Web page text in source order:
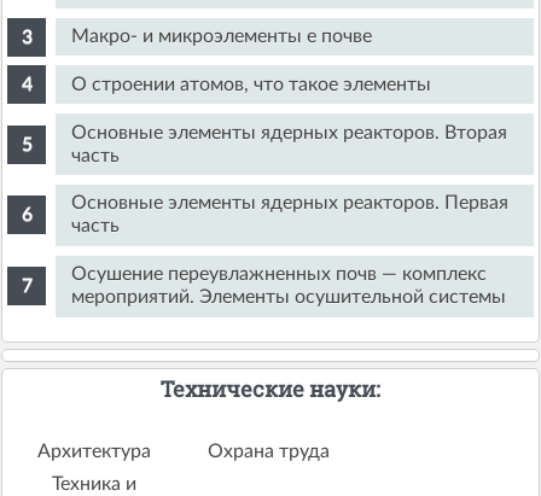
Макро- и микроэлементы е почве
О строении атомов, что такое элементы
Основные элементы ядерных реакторов. Вторая
часть
Основные элементы ядерных реакторов. Первая
часть
Осушение переувлажненных почв — комплекс
мероприятий. Элементы осушительной системы
Технические науки:
Архитектура
Охрана труда
Техника и